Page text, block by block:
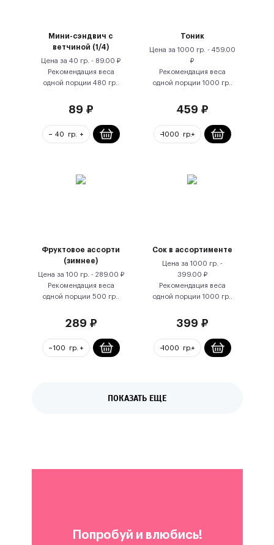
Мини-сэндвич с
ветчиной (1/4)
Цена за 40 гр. - 89.00 ₽
Рекомендация веса
одной порции 480 гр.
89 ₽
Тоник
Цена за 1000 гр. - 459.00
₽
Рекомендация веса
одной порции 1000 гр.
459 ₽
Фруктовое ассорти
(зимнее)
Цена за 100 гр. - 289.00 ₽
Рекомендация веса
одной порции 500 гр.
289 ₽
Сок в ассортименте
Цена за 1000 гр. -
399.00 ₽
Рекомендация веса
одной порции 1000 гр.
399 ₽
ПОКАЗАТЬ ЕЩЕ
Попробуй и влюбись!